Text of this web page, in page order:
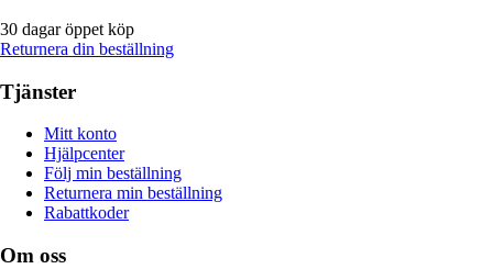
30 dagar öppet köp
Returnera din beställning
Tjänster
Mitt konto
Hjälpcenter
Följ min beställning
Returnera min beställning
Rabattkoder
Om oss